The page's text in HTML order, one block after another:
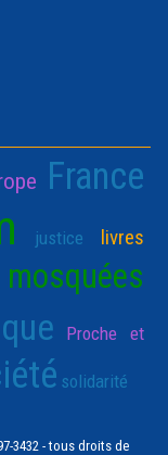
France
justice livres
mosquées
Proche et
solidarité
3432 - tous droits de